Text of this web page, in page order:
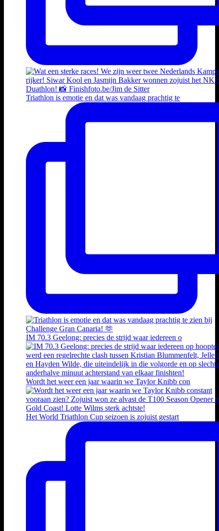
Triathlon is emotie en dat was vandaag prachtig te
IM 70.3 Geelong: precies de strijd waar iedereen o
Wordt het weer een jaar waarin we Taylor Knibb con
Het World Triathlon Cup seizoen is zojuist gestart